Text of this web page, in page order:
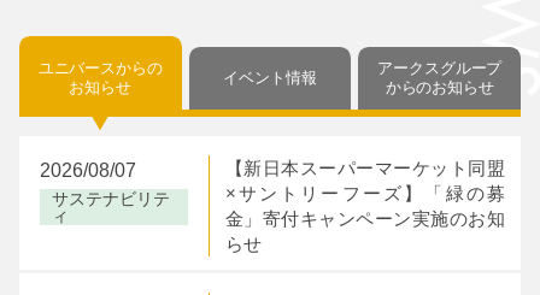
My店舗に登録しました。
閉じる
My店舗を解除しました。
閉じる
My店舗は4店舗まで
閉じる
ユニバースからの
お知らせ
イベント情報
アークスグループ
からのお知らせ
2026/08/07
サステナビリテ
ィ
【新日本スーパーマーケット同盟
×サントリーフーズ】「緑の募
金」寄付キャンペーン実施のお知
らせ